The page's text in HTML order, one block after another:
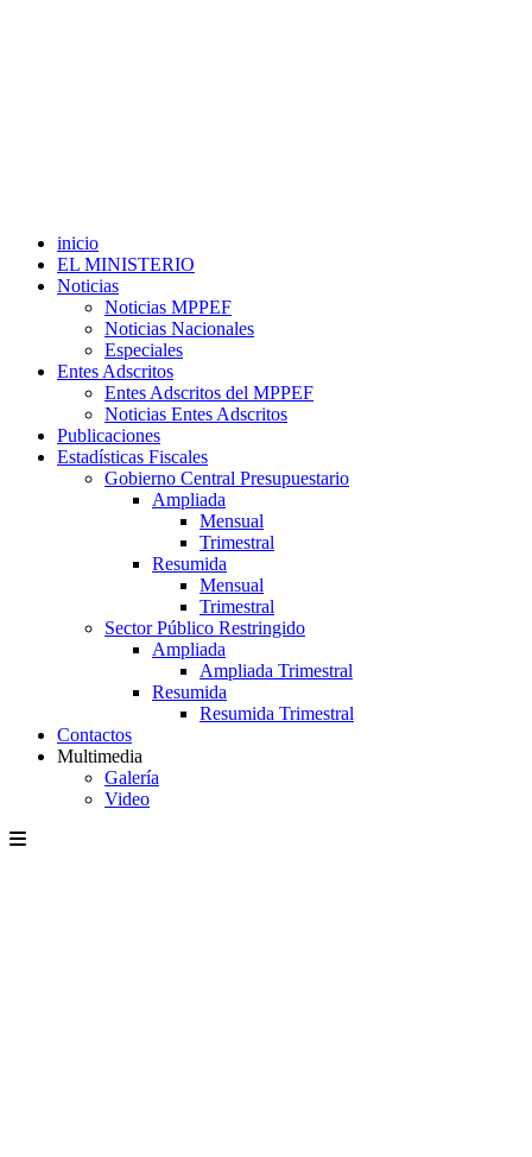
inicio
EL MINISTERIO
Noticias
Noticias MPPEF
Noticias Nacionales
Especiales
Entes Adscritos
Entes Adscritos del MPPEF
Noticias Entes Adscritos
Publicaciones
Estadísticas Fiscales
Gobierno Central Presupuestario
Ampliada
Mensual
Trimestral
Resumida
Mensual
Trimestral
Sector Público Restringido
Ampliada
Ampliada Trimestral
Resumida
Resumida Trimestral
Contactos
Multimedia
Galería
Video